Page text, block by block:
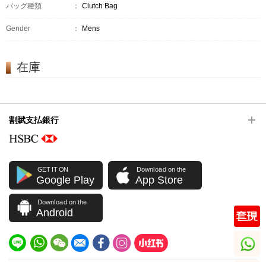
バッグ種類 ： Clutch Bag
Gender ： Mens
在庫
割賦支払銀行
GET IT ON
Google Play
Download on the
App Store
Download on the
Android
whatsapp